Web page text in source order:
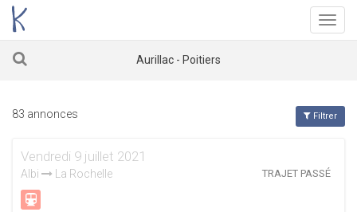
Menu
Aurillac - Poitiers
83 annonces Filtrer
Vendredi 9 juillet 2021
Albi La Rochelle TRAJET PASSÉ